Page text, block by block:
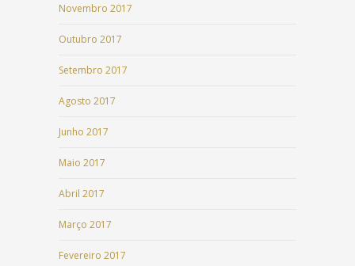
Novembro 2017
Outubro 2017
Setembro 2017
Agosto 2017
Junho 2017
Maio 2017
Abril 2017
Março 2017
Fevereiro 2017